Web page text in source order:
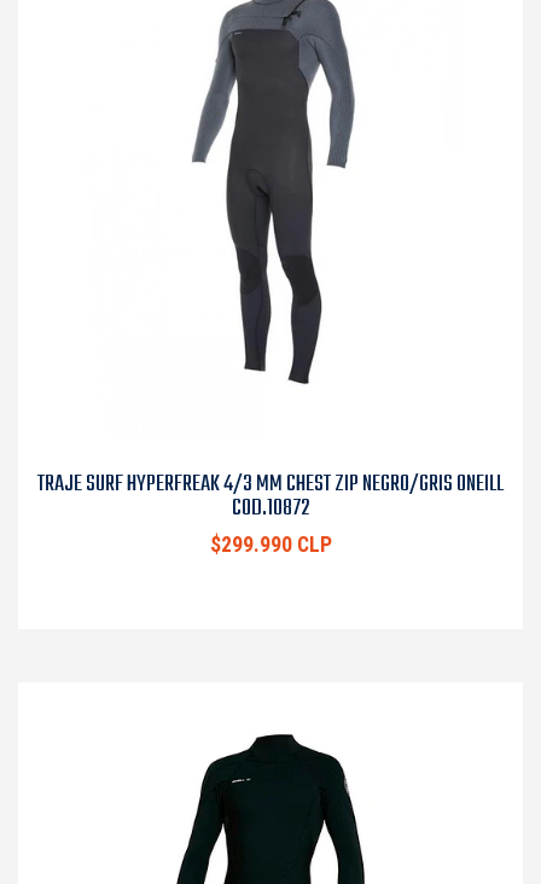
TRAJE SURF HYPERFREAK 4/3 MM CHEST ZIP NEGRO/GRIS ONEILL
COD.10872
$299.990 CLP